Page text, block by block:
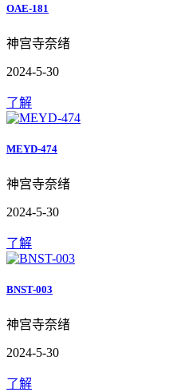
OAE-181
神宫寺奈绪
2024-5-30
了解
MEYD-474
神宫寺奈绪
2024-5-30
了解
BNST-003
神宫寺奈绪
2024-5-30
了解